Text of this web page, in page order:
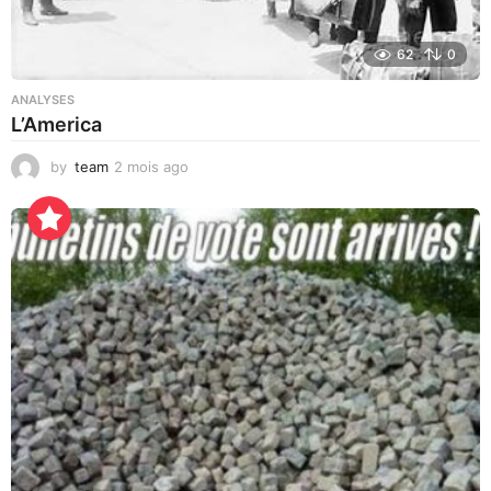
62 0
ANALYSES
L’America
by team 2 mois ago
u
r
s
a
g
o